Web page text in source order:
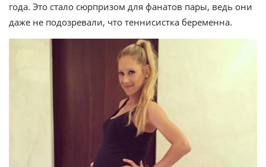
года. Это стало сюрпризом для фанатов пары, ведь они
даже не подозревали, что теннисистка беременна.